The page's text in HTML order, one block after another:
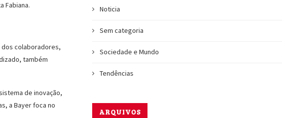
Fabiana.
dos colaboradores,
também
de inovação,
a Bayer foca no
Noticia
Sem categoria
Sociedade e Mundo
Tendências
ARQUIVOS